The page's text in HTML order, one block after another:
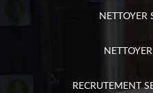
NETTOYER
RECRUTEMENT